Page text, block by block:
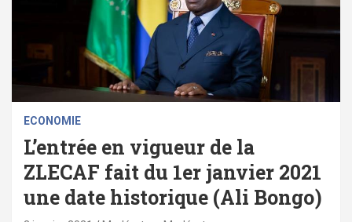
ECONOMIE
L’entrée en vigueur de la
ZLECAF fait du 1er janvier 2021
une date historique (Ali Bongo)